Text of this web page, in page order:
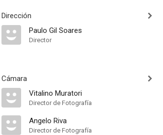
Dirección
Paulo Gil Soares
Director
Cámara
Vitalino Muratori
Director de Fotografía
Angelo Riva
Director de Fotografía